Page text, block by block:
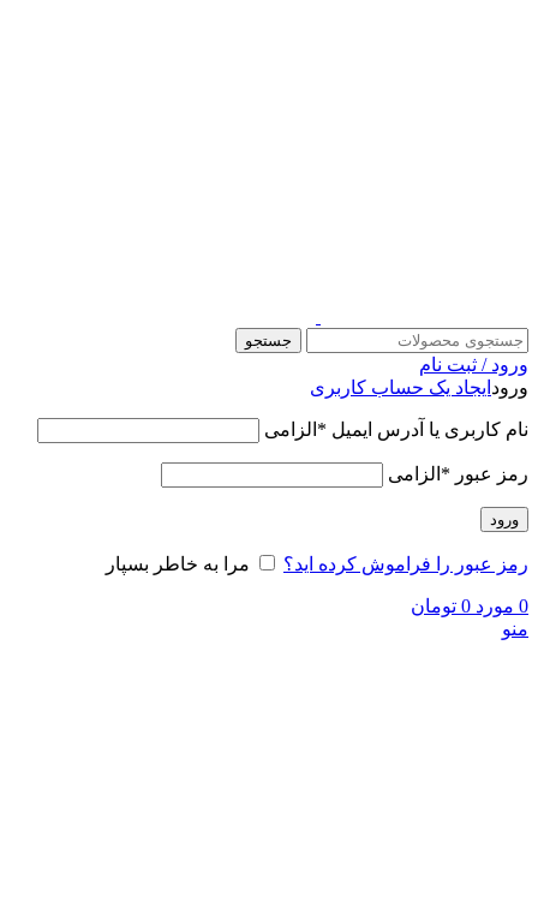
جستجو
ورود / ثبت نام
ورود ایجاد یک حساب کاربری
نام کاربری یا آدرس ایمیل * الزامی
رمز عبور * الزامی
ورود
رمز عبور را فراموش کرده اید؟ مرا به خاطر بسپار
0 مورد 0 تومان
منو